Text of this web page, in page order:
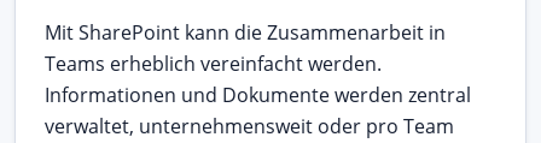
Mit SharePoint kann die Zusammenarbeit in
Teams erheblich vereinfacht werden.
Informationen und Dokumente werden zentral
verwaltet, unternehmensweit oder pro Team